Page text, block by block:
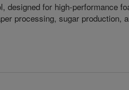
designed for high-performance
processing, sugar production,